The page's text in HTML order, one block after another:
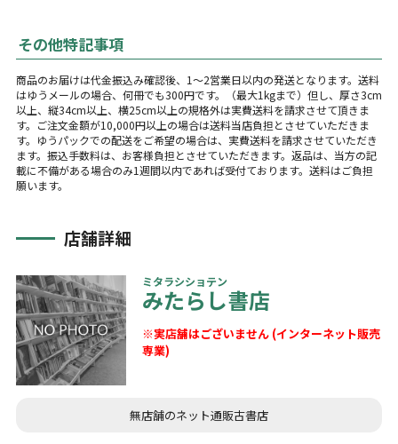
その他特記事項
商品のお届けは代金振込み確認後、1〜2営業日以内の発送となります。送料
はゆうメールの場合、何冊でも300円です。（最大1kgまで）但し、厚さ3cm
以上、縦34cm以上、横25cm以上の規格外は実費送料を請求させて頂きま
す。ご注文金額が10,000円以上の場合は送料当店負担とさせていただきま
す。ゆうパックでの配送をご希望の場合は、実費送料を請求させていただき
ます。振込手数料は、お客様負担とさせていただきます。返品は、当方の記
載に不備がある場合のみ1週間以内であれば受付ております。送料はご負担
願います。
店舗詳細
ミタラシショテン
みたらし書店
※実店舗はございません (インターネット販売
専業)
無店舗のネット通販古書店